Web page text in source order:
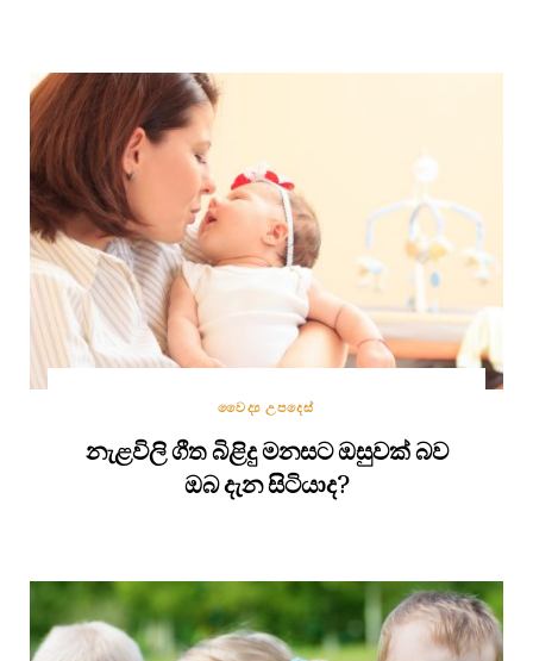
වෛද්‍ය උපදෙස්
නැළවිලි ගීත බිළිදු මනසට ඔසුවක් බව
ඔබ දැන සිටියාද?